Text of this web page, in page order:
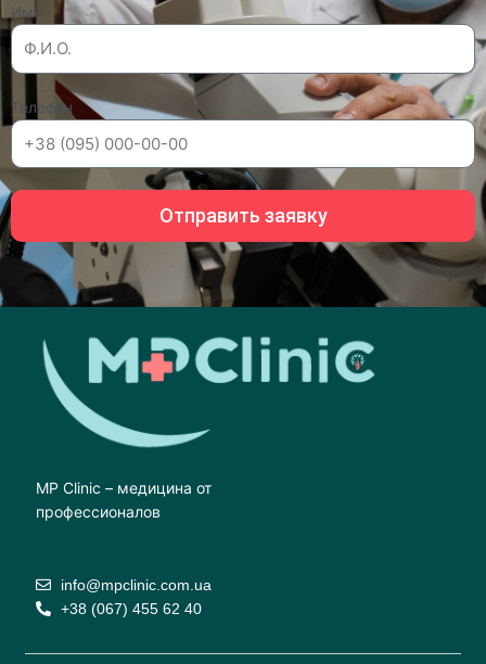
Имя
Телефон
Отправить заявку
MP Clinic – медицина от
профессионалов
info@mpclinic.com.ua
+38 (067) 455 62 40